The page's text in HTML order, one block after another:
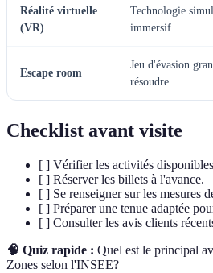
Réalité virtuelle
(VR)
Technologie
immersif.
Escape room
Jeu d'évasion
résoudre.
Checklist avant visite
[ ] Vérifier les activités
[ ] Réserver les billets à l'avance.
[ ] Se renseigner sur les mesures
[ ] Préparer une tenue adaptée
[ ] Consulter les avis clients
🧠 Quiz rapide : Quel est le principal
Zones selon l'INSEE?